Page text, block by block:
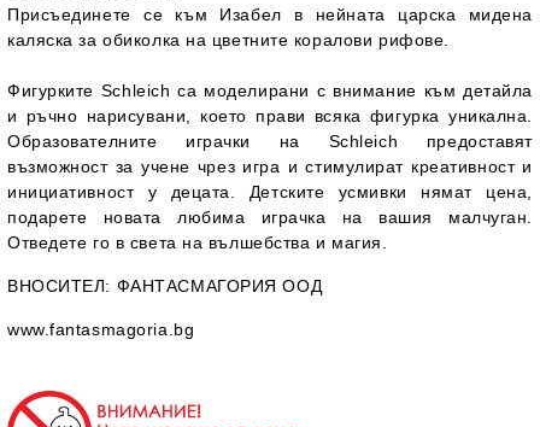
Присъединете се към Изабел в нейната царска мидена
каляска за обиколка на цветните коралови рифове.
Фигурките Schleich са моделирани с внимание към детайла
и ръчно нарисувани, което прави всяка фигурка уникална.
Образователните играчки на Schleich предоставят
възможност за учене чрез игра и стимулират креативност и
инициативност у децата. Детските усмивки нямат цена,
подарете новата любима играчка на вашия малчуган.
Отведете го в света на вълшебства и магия.
ВНОСИТЕЛ: ФАНТАСМАГОРИЯ ООД
www.fantasmagoria.bg